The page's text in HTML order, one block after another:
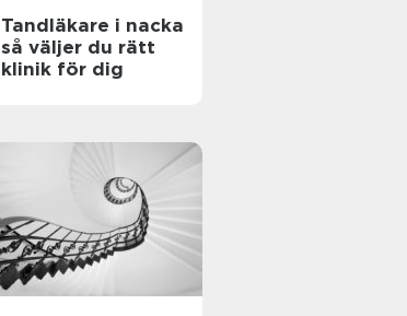
Tandläkare i nacka
så väljer du rätt
klinik för dig